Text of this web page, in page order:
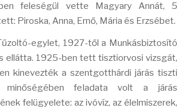
feleségül vette Magyary Annát, 5
Piroska, Anna, Ernő, Mária és Erzsébet.
egylet, 1927-től a Munkásbiztosító
ellátta. 1925-ben tett tisztiorvosi vizsgát,
kinevezték a szentgotthárdi járás tiszti
minőségében feladata volt a járás
felügyelete: az ivóvíz, az élelmiszerek,